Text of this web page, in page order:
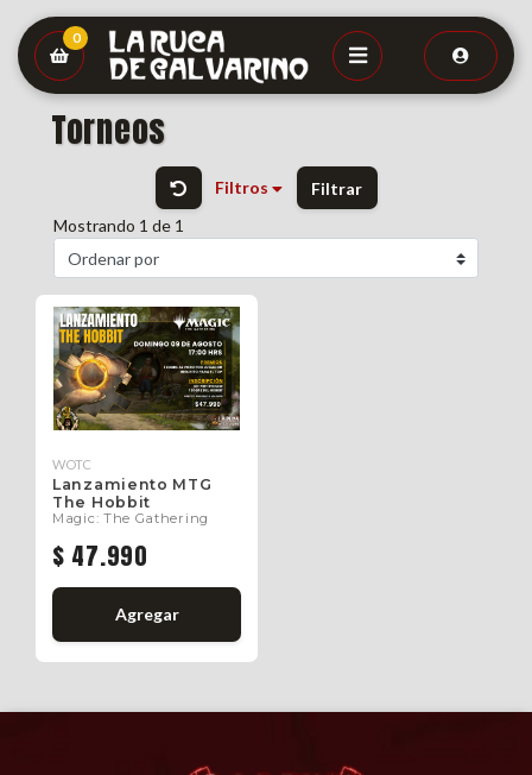
0
Torneos
Filtros
Filtrar
Mostrando 1 de 1
WOTC
Lanzamiento MTG
The Hobbit
Magic: The Gathering
$ 47.990
Agregar